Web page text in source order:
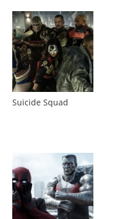
Suicide Squad